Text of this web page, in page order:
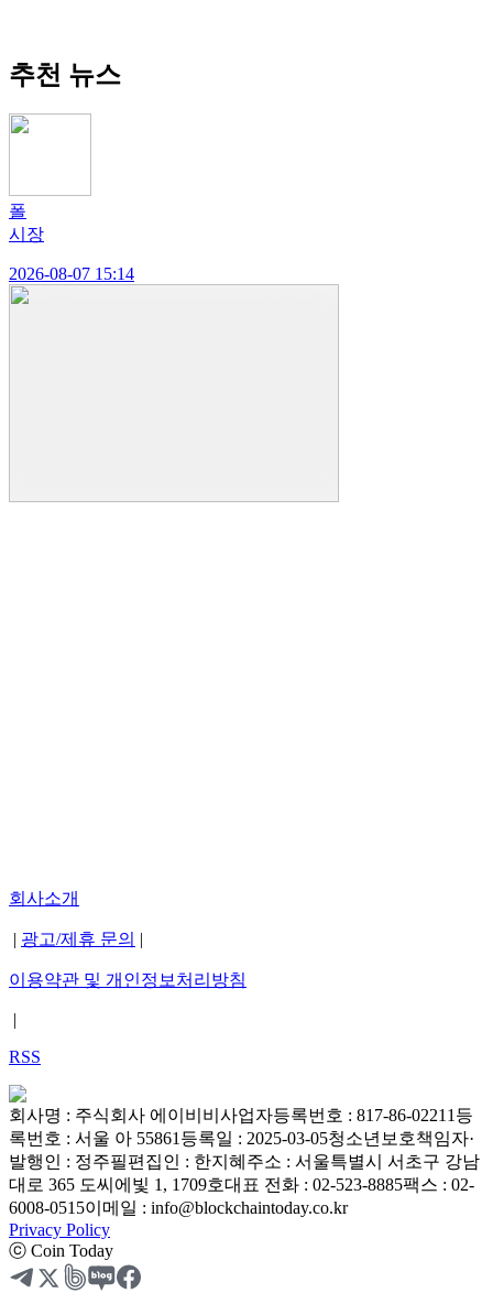
추천 뉴스
폴
시장
2026-08-07 15:14
회사소개
광고/제휴 문의
이용약관 및 개인정보처리방침
RSS
회사명 : 주식회사 에이비비 사업자등록번호 : 817-86-02211등
록번호 : 서울 아 55861등록일 : 2025-03-05청소년보호책임자·
발행인 : 정주필편집인 : 한지혜 주소 : 서울특별시 서초구 강남
대로 365 도씨에빛 1, 1709호대표 전화 : 02-523-8885팩스 : 02-
6008-0515이메일 : info@blockchaintoday.co.kr
Privacy Policy
ⓒ Coin Today